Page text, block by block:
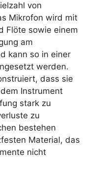
von
Mikrofon wird mit
Flöte sowie einem
am
kann so in einer
werden.
dass sie
Instrument
stark zu
zu
bestehen
Material, das
nicht